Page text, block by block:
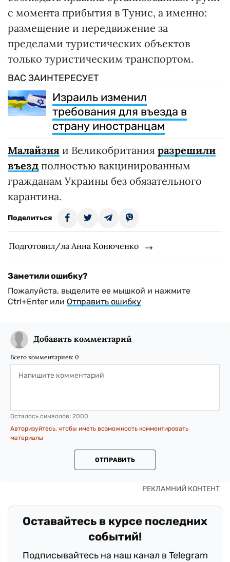
с момента прибытия в Тунис, а именно:
размещение и передвижение за
пределами туристических объектов
только туристическим транспортом.
ВАС ЗАИНТЕРЕСУЕТ
Израиль изменил
требования для въезда в
страну иностранцам
Малайзия и Великобритания разрешили
въезд полностью вакцинированным
гражданам Украины без обязательного
карантина.
Поделиться
Подготовил/ла Анна Конюченко
Заметили ошибку?
Пожалуйста, выделите ее мышкой и нажмите
Ctrl+Enter или Отправить ошибку
Добавить комментарий
Всего комментариев: 0
Осталось символов: 2000
Авторизуйтесь, чтобы иметь возможность комментировать
материалы
ОТПРАВИТЬ
Оставайтесь в курсе последних
событий!
Подписывайтесь на наш канал в Telegram